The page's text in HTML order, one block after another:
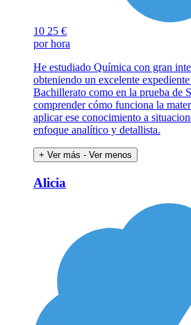
10 25 €
por hora
He estudiado Química con gran
obteniendo un excelente
Bachillerato como en la prueba de
comprender cómo funciona la
aplicar ese conocimiento a
enfoque analítico y detallista.
+ Ver más - Ver menos
Alicia